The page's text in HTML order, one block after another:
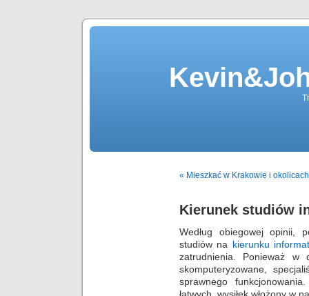
« Mieszkać w Krakowie i
Kierunek studiów
Według obiegowej opinii,
studiów na kierunku
zatrudnienia. Ponieważ w
skomputeryzowane,
sprawnego
łatwych, wysiłek włożony w